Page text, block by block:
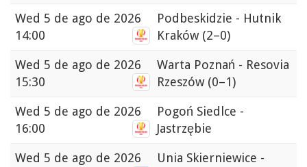
Wed 5 de ago de 2026
14:00
Podbeskidzie - Hutnik
Kraków (2–0)
Wed 5 de ago de 2026
15:30
Warta Poznań - Resovia
Rzeszów (0–1)
Wed 5 de ago de 2026
16:00
Pogoń Siedlce -
Jastrzębie
Wed 5 de ago de 2026
Unia Skierniewice -